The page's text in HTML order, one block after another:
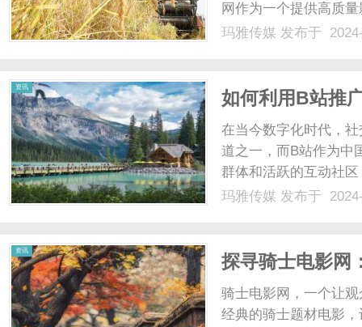
网作为一个提供高质
网提供了丰富多样的
玛雅传媒 发布于
资讯
如何利用B站推
在当今数字化时代，
道之一，而B站作为中
群体和活跃的互动社
探讨一下如何利用B站
玛雅传媒 发布于
资讯
探寻骑士电影网
骑士电影网，一个让
经典的骑士题材电影